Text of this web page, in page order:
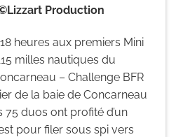
Production
heures aux premiers Mini
milles nautiques du
– Challenge BFR
de la baie de Concarneau
75 duos ont profité d’un
pour filer sous spi vers